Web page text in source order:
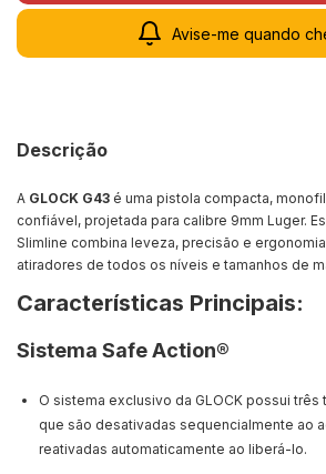
Avise-me quando
Descrição
A GLOCK G43 é uma pistola compacta,
confiável, projetada para calibre 9mm Luger.
Slimline combina leveza, precisão e
atiradores de todos os níveis e tamanhos de
Características Principais:
Sistema Safe Action®
O sistema exclusivo da GLOCK possui três
que são desativadas sequencialmente ao
reativadas automaticamente ao liberá-lo.